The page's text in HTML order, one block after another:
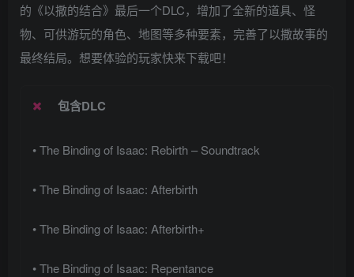
的《以撒的结合》最后一个DLC，增加了全新的道具、怪
物、可供游玩的角色、地图等多种要素，完善了以撒故事的
最终结局。想要体验的玩家快来下载吧！
包含DLC
• The Binding of Isaac: Rebirth – Soundtrack
• The Binding of Isaac: Afterbirth
• The Binding of Isaac: Afterbirth+
• The Binding of Isaac: Repentance